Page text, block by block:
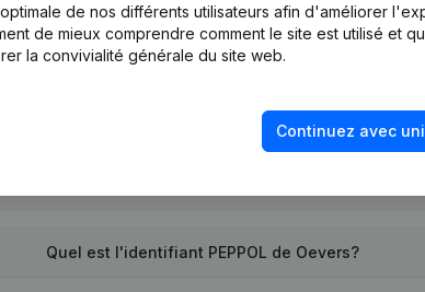
Quel est l'identifiant PEPPOL de Oevers?
de nos différents utilisateurs afin d'améliorer
de mieux comprendre comment le site est utilisé et
la convivialité générale du site web.
Continuez avec